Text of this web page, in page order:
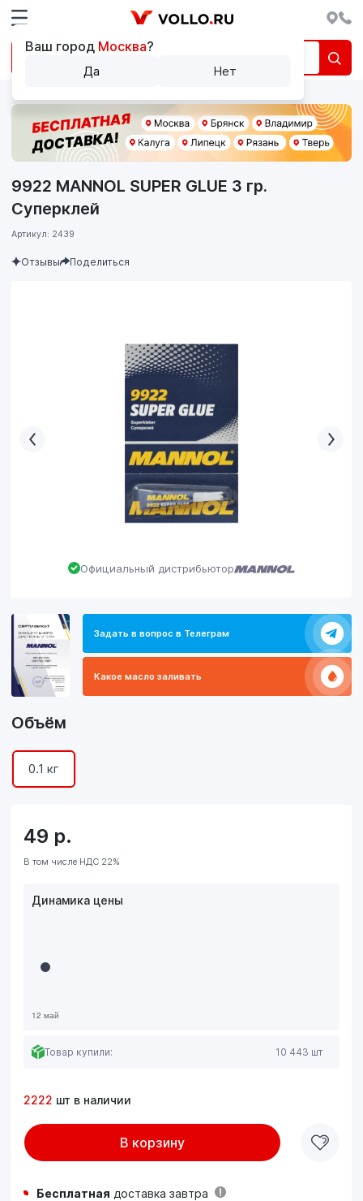
Официальный дистрибьютор
Задать в вопрос в Телеграм
Какое масло заливать
9922 MANNOL SUPER GLUE 3 гр.
Суперклей
Артикул: 2439
Отзывы Поделиться
Объём
0.1 кг
49 р.
В том числе НДС 22%
Динамика цены
Товар купили: 10 443 шт
2222 шт в наличии
В корзину
Бесплатная доставка завтра
Ваш город Москва?
Да Нет